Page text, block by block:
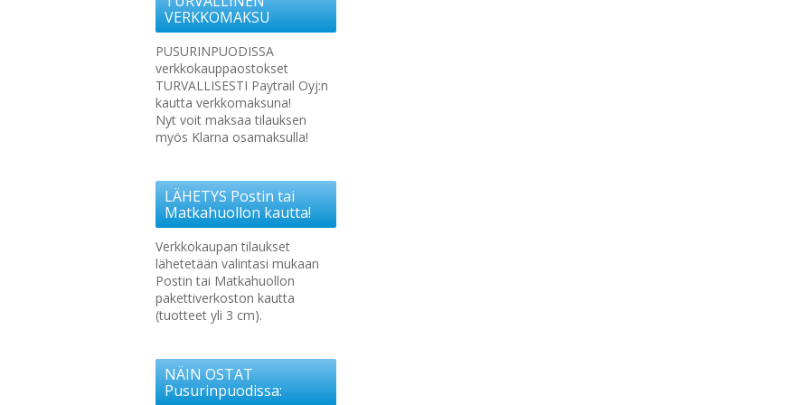
VERKKOMAKSU
PUSURINPUODISSA
verkkokauppaostokset
TURVALLISESTI Paytrail Oyj:n
kautta verkkomaksuna!
Nyt voit maksaa tilauksen
myös Klarna osamaksulla!
LÄHETYS Postin tai
Matkahuollon kautta!
Verkkokaupan tilaukset
lähetetään valintasi mukaan
Postin tai Matkahuollon
pakettiverkoston kautta
(tuotteet yli 3 cm).
NÄIN OSTAT
Pusurinpuodissa: